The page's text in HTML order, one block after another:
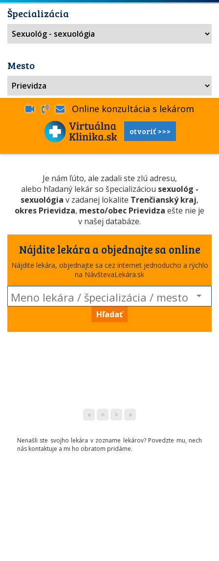
Špecializácia
Mesto
Online konzultácia s lekárom
otvoriť >>>
Je nám ľúto, ale zadali ste zlú adresu,
alebo hľadaný lekár so špecializáciou sexuológ -
sexuológia v zadanej lokalite Trenčianský kraj,
okres Prievidza, mesto/obec Prievidza ešte nie je
v našej databáze.
Nájdite lekára a objednajte sa online
Nájdite lekára, objednajte sa cez internet jednoducho a rýchlo
na NávštevaLekára.sk
Hľadať
« < > »
Nenašli ste svojho lekára v zozname lekárov? Povedzte mu, nech
nás kontaktuje a mi ho obratom pridáme.